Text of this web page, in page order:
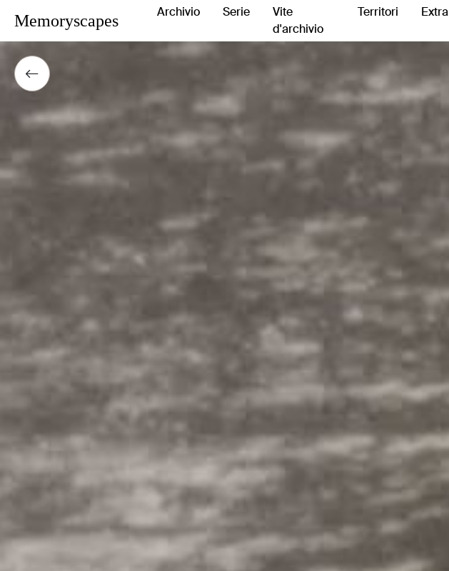
Memoryscapes Archivio Serie
Vite
d'archivio
Territori Extra